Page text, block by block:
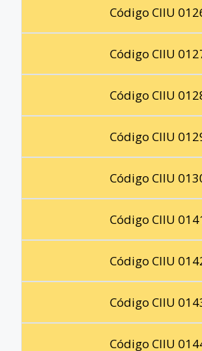
Código CIIU
Código CIIU
Código CIIU
Código CIIU
Código CIIU
Código CIIU
Código CIIU
Código CIIU
Código CIIU